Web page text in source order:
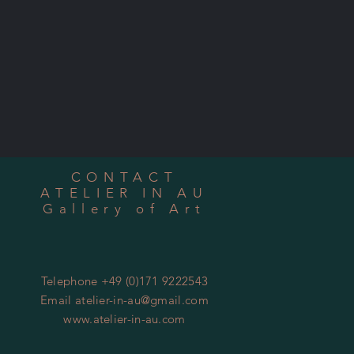
CONTACT
ATELIER IN AU
Gallery of Art
Telephone +49 (0)171 9222543
Email atelier-in-au@gmail.com
www.atelier-in-au.com